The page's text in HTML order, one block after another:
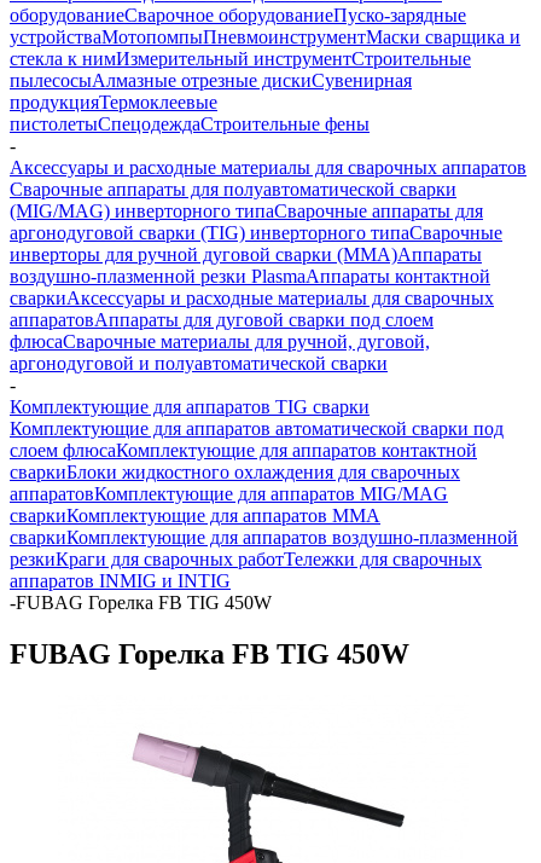
оборудованиеСварочное оборудованиеПуско-зарядные
устройстваМотопомпыПневмоинструментМаски сварщика и
стекла к нимИзмерительный инструментСтроительные
пылесосыАлмазные отрезные дискиСувенирная
продукцияТермоклеевые
пистолетыСпецодеждаСтроительные фены
-
Аксессуары и расходные материалы для сварочных аппаратов
Сварочные аппараты для полуавтоматической сварки
(MIG/MAG) инверторного типаСварочные аппараты для
аргонодуговой сварки (TIG) инверторного типаСварочные
инверторы для ручной дуговой сварки (MMA)Аппараты
воздушно-плазменной резки PlasmaАппараты контактной
сваркиАксессуары и расходные материалы для сварочных
аппаратовАппараты для дуговой сварки под слоем
флюсаСварочные материалы для ручной, дуговой,
аргонодуговой и полуавтоматической сварки
-
Комплектующие для аппаратов TIG сварки
Комплектующие для аппаратов автоматической сварки под
слоем флюсаКомплектующие для аппаратов контактной
сваркиБлоки жидкостного охлаждения для сварочных
аппаратовКомплектующие для аппаратов MIG/MAG
сваркиКомплектующие для аппаратов ММА
сваркиКомплектующие для аппаратов воздушно-плазменной
резкиКраги для сварочных работТележки для сварочных
аппаратов INMIG и INTIG
-FUBAG Горелка FB TIG 450W
FUBAG Горелка FB TIG 450W